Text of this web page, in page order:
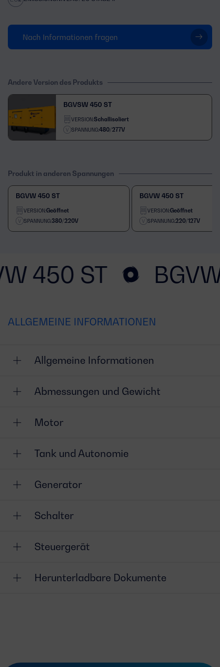
Nach Informationen fragen
Andere Version des Produkts
BGVSW 450 ST
VERSION:Schallisoliert
SPANNUNG:480/277V
Produkt in anderen Spannungen
BGVW 450 ST
VERSION:Geöffnet
SPANNUNG:380/220V
BGVW 450 ST
VERSION:Geöffnet
SPANNUNG:220/127V
450 ST
ALLGEMEINE INFORMATIONEN
Allgemeine Informationen
Abmessungen und Gewicht
Motor
Tank und Autonomie
Generator
Schalter
Steuergerät
Herunterladbare Dokumente